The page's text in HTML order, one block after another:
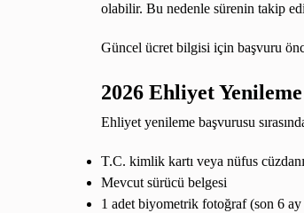
olabilir. Bu nedenle sürenin takip
Güncel ücret bilgisi için başvuru
2026 Ehliyet
Ehliyet yenileme başvurusu
T.C. kimlik kartı veya nüfus cüzdanı
Mevcut sürücü belgesi
1 adet biyometrik fotoğraf (son 6